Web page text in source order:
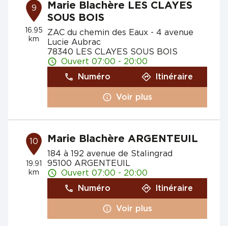
9
16.95
km
Marie Blachère LES CLAYES
SOUS BOIS
ZAC du chemin des Eaux - 4 avenue
Lucie Aubrac
78340 LES CLAYES SOUS BOIS
Ouvert 07:00 - 20:00
Numéro
Itinéraire
Voir plus
10
19.91
km
Marie Blachère ARGENTEUIL
184 à 192 avenue de Stalingrad
95100 ARGENTEUIL
Ouvert 07:00 - 20:00
Numéro
Itinéraire
Voir plus